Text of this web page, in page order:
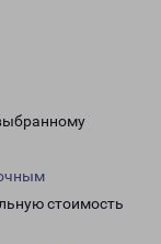
стоимость